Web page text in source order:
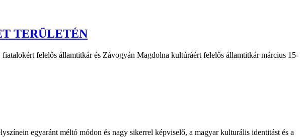
TERÜLETÉN
felelős államtitkár és Závogyán Magdolna kultúráért felelős államtitkár március 15-
egyaránt méltó módon és nagy sikerrel képviselő, a magyar kulturális identitást és a